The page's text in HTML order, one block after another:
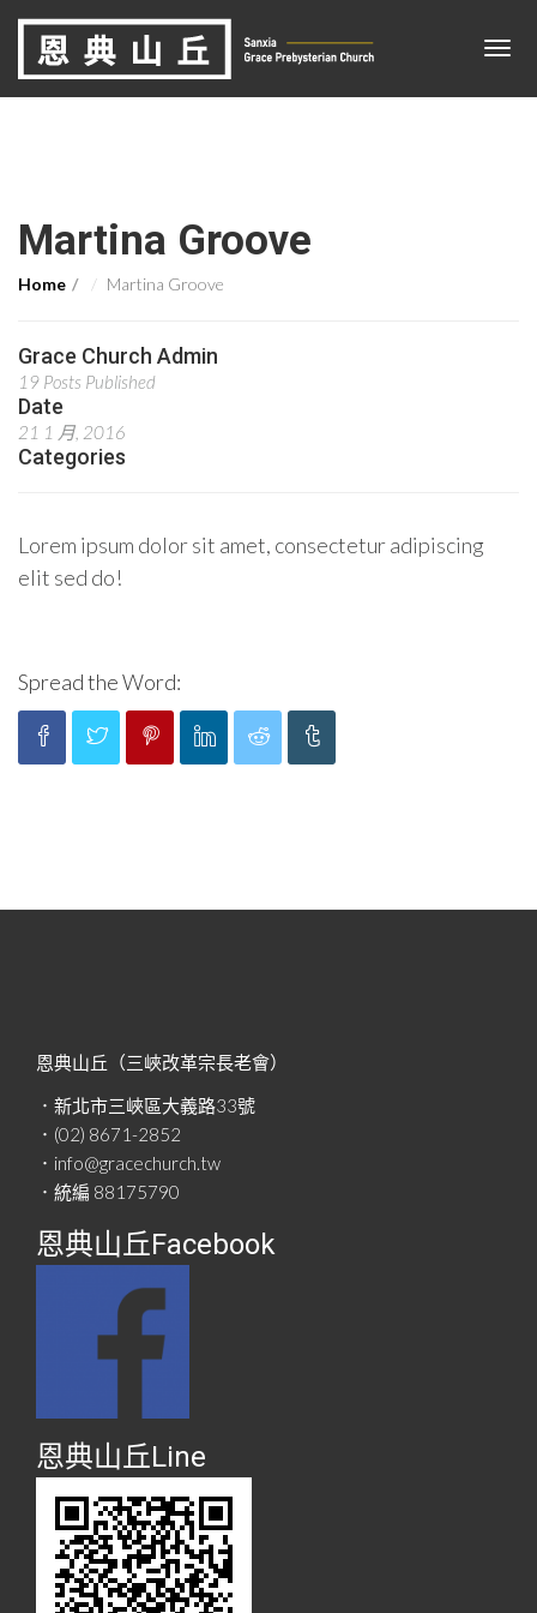
Martina Groove
Home Martina Groove
Grace Church Admin
19 Posts Published
Date
21 1 月, 2016
Categories
Lorem ipsum dolor sit amet, consectetur adipiscing
elit sed do!
Spread the Word:
恩典山丘（三峽改革宗長老會）
．新北市三峽區大義路33號
．(02) 8671-2852
．info@gracechurch.tw
．統編 88175790
恩典山丘Facebook
恩典山丘Line